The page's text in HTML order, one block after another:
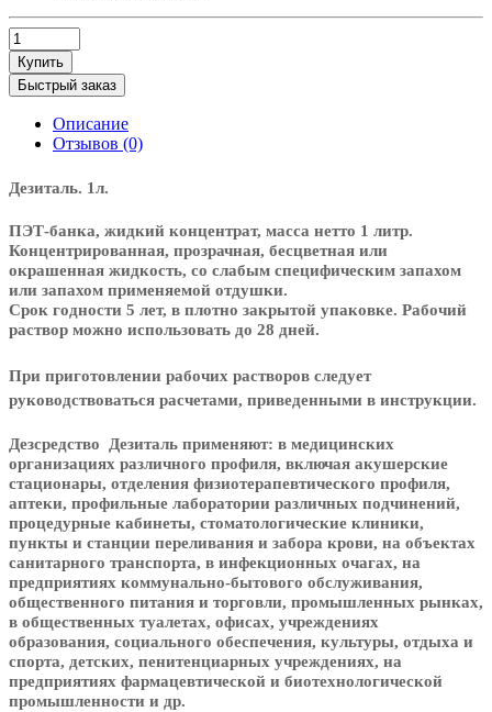
Купить
Быстрый заказ
Описание
Отзывов (0)
Дезиталь. 1л.
ПЭТ-банка, жидкий концентрат, масса нетто 1 литр.
Концентрированная, прозрачная, бесцветная или
окрашенная жидкость, со слабым специфическим запахом
или запахом применяемой отдушки.
Срок годности 5 лет, в плотно закрытой упаковке. Рабочий
раствор можно использовать до 28 дней.
При приготовлении рабочих растворов следует
руководствоваться расчетами, приведенными в инструкции.
Дезсредство Дезиталь применяют: в медицинских
организациях различного профиля, включая акушерские
стационары, отделения физиотерапевтического профиля,
аптеки, профильные лаборатории различных подчинений,
процедурные кабинеты, стоматологические клиники,
пункты и станции переливания и забора крови, на объектах
санитарного транспорта, в инфекционных очагах, на
предприятиях коммунально-бытового обслуживания,
общественного питания и торговли, промышленных рынках,
в общественных туалетах, офисах, учреждениях
образования, социального обеспечения, культуры, отдыха и
спорта, детских, пенитенциарных учреждениях, на
предприятиях фармацевтической и биотехнологической
промышленности и др.